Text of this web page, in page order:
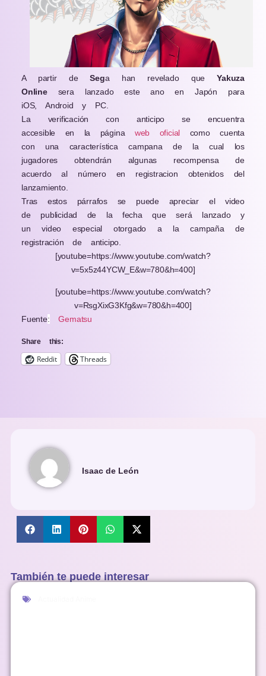
A partir deSega han revelado queYakuza
Onlinesera lanzado este ano en Japón para
iOS, Android y PC.
La verificación con anticipo se encuentra
accesible en la página web oficial como cuenta
con una característica campana de la cual los
jugadores obtendrán algunas recompensa de
acuerdo al número en registracion obtenidos del
lanzamiento.
Tras estos párrafos se puede apreciar el video
de publicidad de la fecha que será lanzado y
un video especial otorgado a la campaña de
registración de anticipo.
[youtube=https://www.youtube.com/watch?
v=5x5z44YCW_E&w=780&h=400]
[youtube=https://www.youtube.com/watch?
v=RsgXixG3Kfg&w=780&h=400]
Fuente: Gematsu
Share this:
Reddit Threads
Isaac de León
También te puede interesar